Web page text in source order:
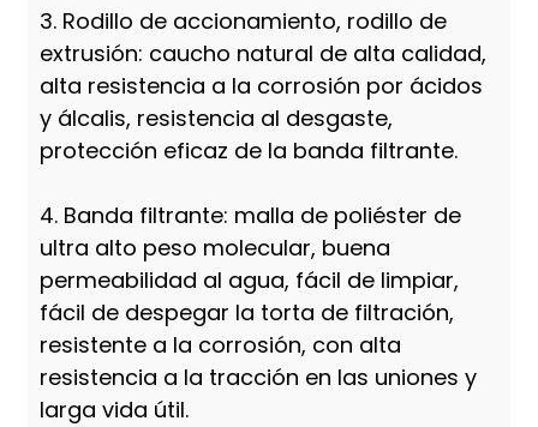
3. Rodillo de accionamiento, rodillo de
extrusión: caucho natural de alta calidad,
alta resistencia a la corrosión por ácidos
y álcalis, resistencia al desgaste,
protección eficaz de la banda filtrante.
4. Banda filtrante: malla de poliéster de
ultra alto peso molecular, buena
permeabilidad al agua, fácil de limpiar,
fácil de despegar la torta de filtración,
resistente a la corrosión, con alta
resistencia a la tracción en las uniones y
larga vida útil.